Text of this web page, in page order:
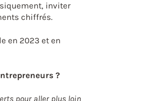
inviter
chiffrés.
en 2023 et en
?
pour aller plus loin